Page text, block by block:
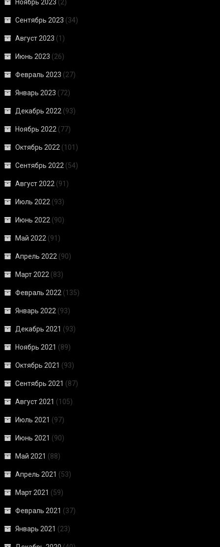
Ноябрь 2023 (2)
Сентябрь 2023 (34)
Август 2023 (1)
Июнь 2023 (26)
Февраль 2023 (27)
Январь 2023 (72)
Декабрь 2022 (93)
Ноябрь 2022 (77)
Октябрь 2022 (101)
Сентябрь 2022 (54)
Август 2022 (91)
Июль 2022 (93)
Июнь 2022 (90)
Май 2022 (91)
Апрель 2022 (90)
Март 2022 (83)
Февраль 2022 (135)
Январь 2022 (93)
Декабрь 2021 (93)
Ноябрь 2021 (89)
Октябрь 2021 (93)
Сентябрь 2021 (87)
Август 2021 (105)
Июль 2021 (97)
Июнь 2021 (90)
Май 2021 (88)
Апрель 2021 (53)
Март 2021 (59)
Февраль 2021 (37)
Январь 2021 (23)